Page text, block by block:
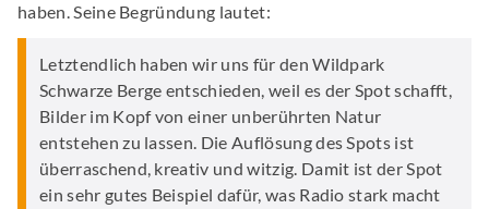
haben. Seine Begründung lautet:
Letztendlich haben wir uns für den Wildpark
Schwarze Berge entschieden, weil es der Spot schafft,
Bilder im Kopf von einer unberührten Natur
entstehen zu lassen. Die Auflösung des Spots ist
überraschend, kreativ und witzig. Damit ist der Spot
ein sehr gutes Beispiel dafür, was Radio stark macht